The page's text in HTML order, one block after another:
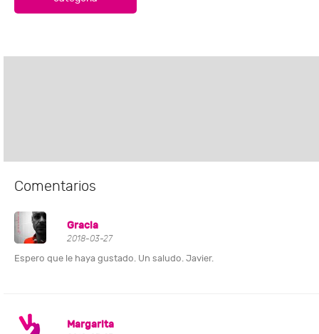
Comentarios
Gracia
2018-03-27
Espero que le haya gustado. Un saludo. Javier.
Margarita